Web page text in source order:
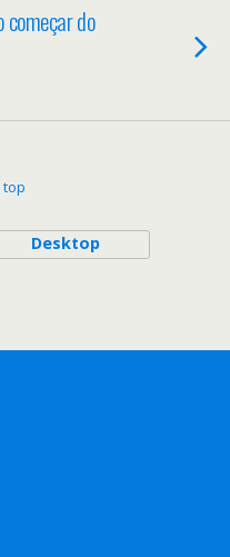
começar do
top
Desktop